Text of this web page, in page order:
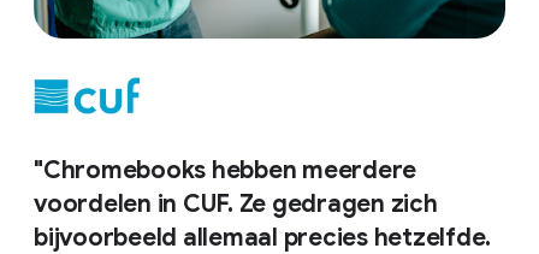
"Chromebooks hebben meerdere
voordelen in CUF. Ze gedragen zich
bijvoorbeeld allemaal precies hetzelfde.